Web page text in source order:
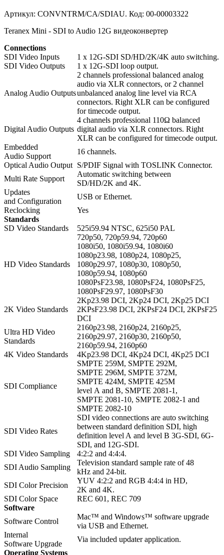
Артикул: CONVNTRM/CA/SDIAU. Код: 00-00003322
Teranex Mini - SDI to Audio 12G видеоконвертер
Connections
SDI Video Inputs
1 x 12G-SDI SD/HD/2K/4K auto switching.
SDI Video Outputs
1 x 12G-SDI loop output.
Analog Audio Outputs
2 channels professional balanced analog
audio via XLR connectors, or 2 channel
unbalanced analog line level via RCA
connectors. Right XLR can be configured
for timecode output.
Digital Audio Outputs
4 channels professional 110Ω balanced
digital audio via XLR connectors. Right
XLR can be configured for timecode output.
Embedded
Audio Support
16 channels.
Optical Audio Output S/PDIF Signal with TOSLINK Connector.
Multi Rate Support
Automatic switching between
SD/HD/2K and 4K.
Updates
and Configuration
USB or Ethernet.
Reclocking
Yes
Standards
SD Video Standards
525i59.94 NTSC, 625i50 PAL
HD Video Standards
720p50, 720p59.94, 720p60
1080i50, 1080i59.94, 1080i60
1080p23.98, 1080p24, 1080p25,
1080p29.97, 1080p30, 1080p50,
1080p59.94, 1080p60
1080PsF23.98, 1080PsF24, 1080PsF25,
1080PsF29.97, 1080PsF30
2K Video Standards
2Kp23.98 DCI, 2Kp24 DCI, 2Kp25 DCI
2KPsF23.98 DCI, 2KPsF24 DCI, 2KPsF25
DCI
Ultra HD Video
Standards
2160p23.98, 2160p24, 2160p25,
2160p29.97, 2160p30, 2160p50,
2160p59.94, 2160p60
4K Video Standards
4Kp23.98 DCI, 4Kp24 DCI, 4Kp25 DCI
SDI Compliance
SMPTE 259M, SMPTE 292M,
SMPTE 296M, SMPTE 372M,
SMPTE 424M, SMPTE 425M
level A and B, SMPTE 2081‑1,
SMPTE 2081‑10, SMPTE 2082‑1 and
SMPTE 2082‑10
SDI Video Rates
SDI video connections are auto switching
between standard definition SDI, high
definition level A and level B 3G-SDI, 6G-
SDI, and 12G-SDI.
SDI Video Sampling
4:2:2 and 4:4:4.
SDI Audio Sampling
Television standard sample rate of 48
kHz and 24-bit.
SDI Color Precision
YUV 4:2:2 and RGB 4:4:4 in HD,
2K and 4K.
SDI Color Space
REC 601, REC 709
Software
Software Control
Mac™ and Windows™ software upgrade
via USB and Ethernet.
Internal
Software Upgrade
Via included updater application.
Operating Systems